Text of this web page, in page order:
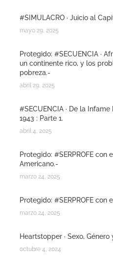
#SIMULACRO · Juicio al
mayo 29, 2025
Protegido: #SECUENCIA ·
un continente rico, y los
pobreza.-
abril 29, 2025
#SECUENCIA · De la
1943 : Parte 1.
abril 4, 2025
Protegido: #SERPROFE con
Americano.-
marzo 24, 2025
Protegido: #SERPROFE con
marzo 24, 2025
Heartstopper · Sexo, Género
octubre 4, 2024